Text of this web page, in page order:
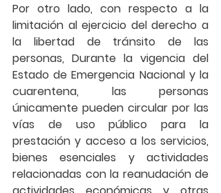
Por otro lado, con respecto a la
limitación al ejercicio del derecho a
la libertad de tránsito de las
personas, Durante la vigencia del
Estado de Emergencia Nacional y la
cuarentena, las personas
únicamente pueden circular por las
vías de uso público para la
prestación y acceso a los servicios,
bienes esenciales y actividades
relacionadas con la reanudación de